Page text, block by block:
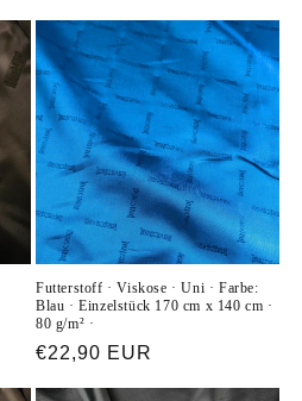
Futterstoff · Viskose · Uni · Farbe:
Blau · Einzelstück 170 cm x 140 cm ·
80 g/m² ·
Normaler
€22,90 EUR